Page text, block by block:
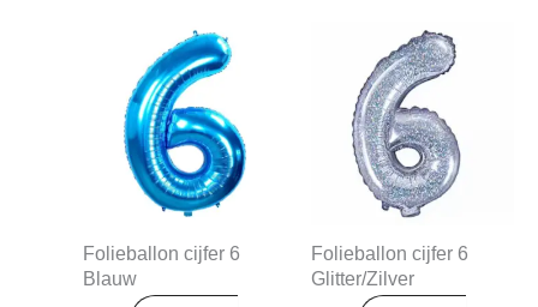
Folieballon cijfer 6
Blauw
Folieballon cijfer 6
Glitter/Zilver